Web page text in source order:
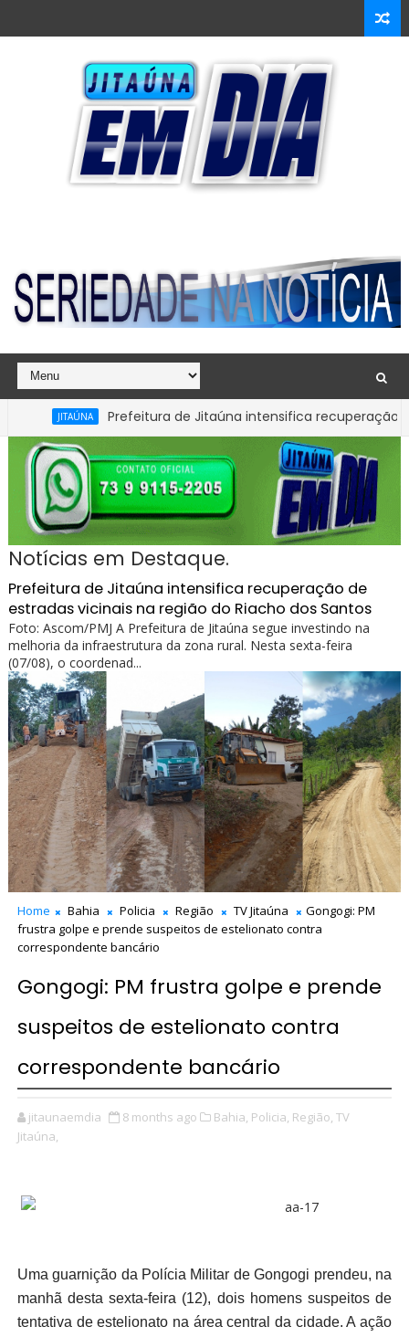
Prefeitura de Jitaúna intensifica recuperação de
Notícias em Destaque.
Prefeitura de Jitaúna intensifica recuperação de
estradas vicinais na região do Riacho dos Santos
Foto: Ascom/PMJ A Prefeitura de Jitaúna segue investindo na
melhoria da infraestrutura da zona rural. Nesta sexta-feira
(07/08), o coordenad...
Home Bahia Policia Região TV Jitaúna
Gongogi: PM
frustra golpe e prende suspeitos de estelionato contra
correspondente bancário
Gongogi: PM frustra golpe e prende
suspeitos de estelionato contra
correspondente bancário
jitaunaemdia 8 months ago Bahia, Policia, Região, TV
Jitaúna,
Uma guarnição da Polícia Militar de Gongogi prendeu, na
manhã desta sexta-feira (12), dois homens suspeitos de
tentativa de estelionato na área central da cidade. A ação